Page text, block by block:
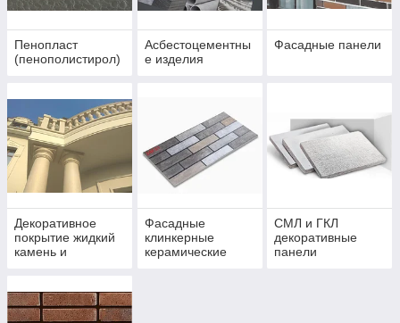
Пенопласт
(пенополистирол)
Асбестоцементны
е изделия
Фасадные панели
Декоративное
покрытие жидкий
камень и
Фасадные
клинкерные
керамические
СМЛ и ГКЛ
декоративные
панели